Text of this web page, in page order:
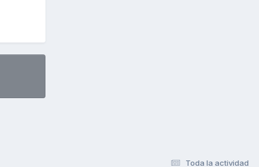
Toda la actividad